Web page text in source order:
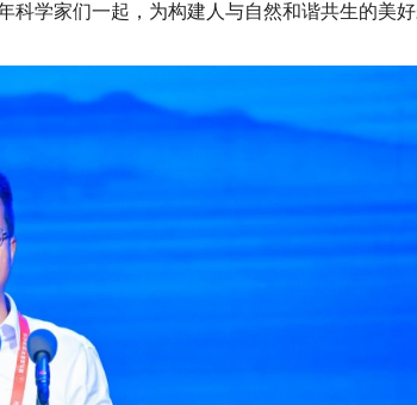
科学家们一起，为构建人与自然和谐共生的美好